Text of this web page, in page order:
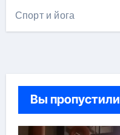
Спорт и йога
Вы пропустили